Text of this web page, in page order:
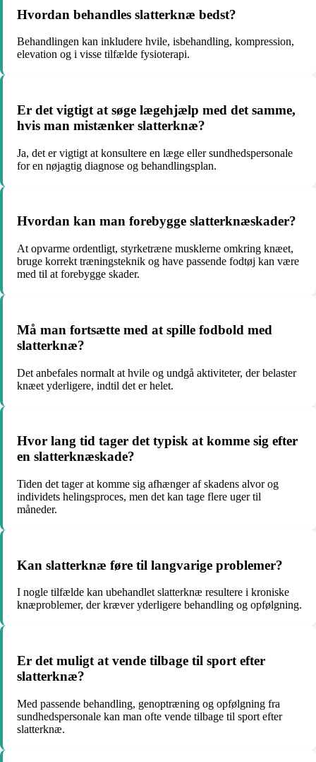
Hvordan behandles slatterknæ bedst?
Behandlingen kan inkludere hvile, isbehandling, kompression,
elevation og i visse tilfælde fysioterapi.
Er det vigtigt at søge lægehjælp med det samme,
hvis man mistænker slatterknæ?
Ja, det er vigtigt at konsultere en læge eller sundhedspersonale
for en nøjagtig diagnose og behandlingsplan.
Hvordan kan man forebygge slatterknæskader?
At opvarme ordentligt, styrketræne musklerne omkring knæet,
bruge korrekt træningsteknik og have passende fodtøj kan være
med til at forebygge skader.
Må man fortsætte med at spille fodbold med
slatterknæ?
Det anbefales normalt at hvile og undgå aktiviteter, der belaster
knæet yderligere, indtil det er helet.
Hvor lang tid tager det typisk at komme sig efter
en slatterknæskade?
Tiden det tager at komme sig afhænger af skadens alvor og
individets helingsproces, men det kan tage flere uger til
måneder.
Kan slatterknæ føre til langvarige problemer?
I nogle tilfælde kan ubehandlet slatterknæ resultere i kroniske
knæproblemer, der kræver yderligere behandling og opfølgning.
Er det muligt at vende tilbage til sport efter
slatterknæ?
Med passende behandling, genoptræning og opfølgning fra
sundhedspersonale kan man ofte vende tilbage til sport efter
slatterknæ.